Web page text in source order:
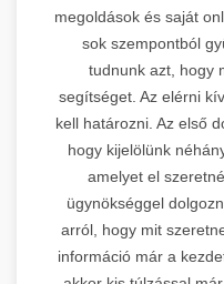
megoldások és saját
sok szempontból
tudnunk azt, hogy
segítséget. Az elérni
kell határozni. Az első
hogy kijelölünk
amelyet el
ügynökséggel
arról, hogy mit
információ már a